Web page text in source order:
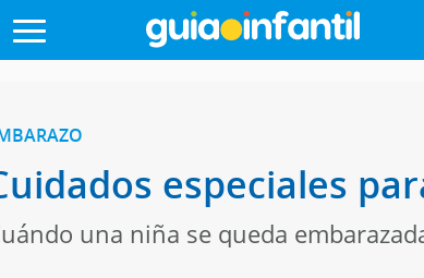
especiales
una niña se queda